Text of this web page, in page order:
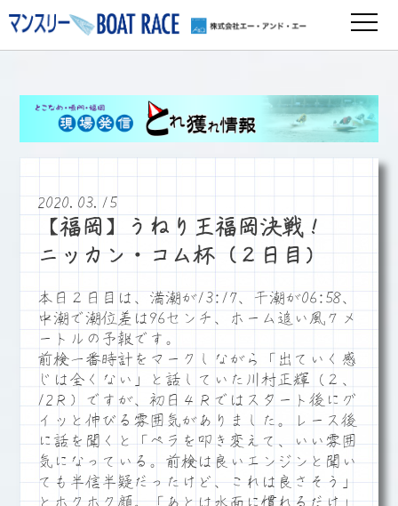
2020.03.15
【福岡】うねり王福岡決戦！
ニッカン・コム杯（２日目）
本日２日目は、満潮が13:17、干潮が06:58、
中潮で潮位差は96センチ、ホーム追い風７メ
ートルの予報です。
前検一番時計をマークしながら「出ていく感
じは全くない」と話していた川村正輝（２、
12Ｒ）ですが、初日４Ｒではスタート後にグ
イッと伸びる雰囲気がありました。レース後
に話を聞くと「ペラを叩き変えて、いい雰囲
気になっている。前検は良いエンジンと聞い
ても半信半疑だったけど、これは良さそう」
とホクホク顔。「あとは水面に慣れるだけ」